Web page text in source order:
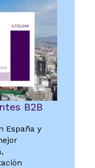
B2B
España y